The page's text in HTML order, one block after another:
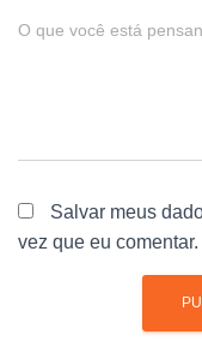
O que você está
Salvar meus
vez que eu comentar.